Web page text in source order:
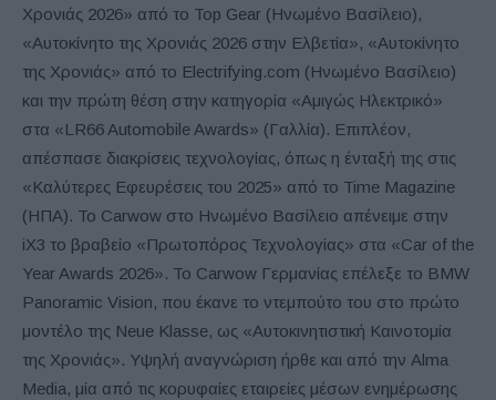
Χρονιάς 2026» από το Top Gear (Ηνωμένο Βασίλειο),
«Αυτοκίνητο της Χρονιάς 2026 στην Ελβετία», «Αυτοκίνητο
της Χρονιάς» από το Electrifying.com (Ηνωμένο Βασίλειο)
και την πρώτη θέση στην κατηγορία «Αμιγώς Ηλεκτρικό»
στα «LR66 Automobile Awards» (Γαλλία). Επιπλέον,
απέσπασε διακρίσεις τεχνολογίας, όπως η ένταξή της στις
«Καλύτερες Εφευρέσεις του 2025» από το Time Magazine
(ΗΠΑ). Το Carwow στο Ηνωμένο Βασίλειο απένειμε στην
iX3 το βραβείο «Πρωτοπόρος Τεχνολογίας» στα «Car of the
Year Awards 2026». Το Carwow Γερμανίας επέλεξε το BMW
Panoramic Vision, που έκανε το ντεμπούτο του στο πρώτο
μοντέλο της Neue Klasse, ως «Αυτοκινητιστική Καινοτομία
της Χρονιάς». Υψηλή αναγνώριση ήρθε και από την Alma
Media, μία από τις κορυφαίες εταιρείες μέσων ενημέρωσης